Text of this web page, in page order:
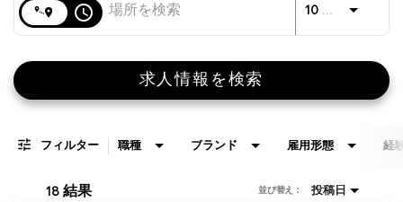
access_time 10 キロメートル
求人情報を検索
フィルター 職種 ブランド 雇用形態 経
18 結果 投稿日
並び替え：